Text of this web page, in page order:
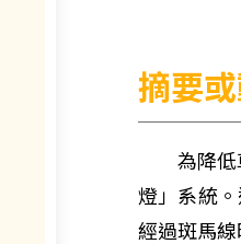
摘要
為降低車
燈」系統
經過斑馬